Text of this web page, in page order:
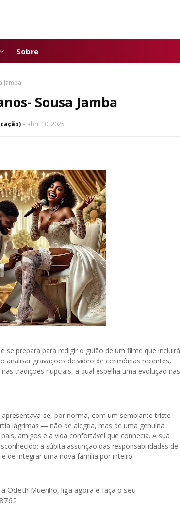
Sobre
Jamba
Sousa Jamba
abril 10, 2025
se prepara para redigir o guião de um filme que incluirá
analisar gravações de vídeo de cerimônias recentes,
tradições nupciais, a qual espelha uma evolução nas
se, por norma, com um semblante triste
lágrimas — não de alegria, mas de uma genuína
amigos e a vida confortável que conhecia. A sua
a súbita assunção das responsabilidades de
de integrar uma nova família por inteiro.
Odeth Muenho, liga agora e faça o seu